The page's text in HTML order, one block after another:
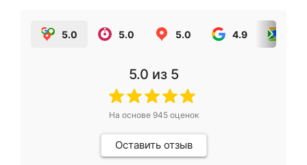
5.0 5.0 5.0 4.9
5.0 из 5
На основе 945оценок
Оставить отзыв